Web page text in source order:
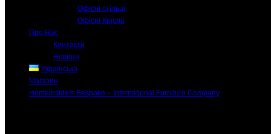
Офісні стільці
Офісні Крісла
Про Нас
Контакти
Новини
Українська
Магазин
Homeinside® Bespoke – International Furniture Company